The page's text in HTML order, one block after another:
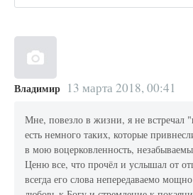
Владимир 13 марта 2018, 00:41
Мне, повезло в жизни, я не
есть немного таких, которые
в мою воцерковленность,
Ценю все, что прочёл и услышал от
всегда его слова непередаваемо